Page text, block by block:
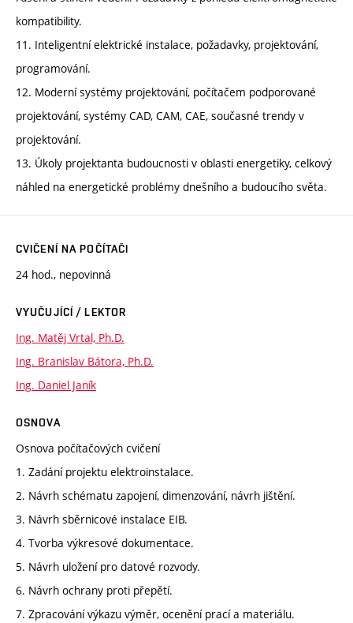
kompatibility.
11. Inteligentní elektrické instalace, požadavky, projektování,
programování.
12. Moderní systémy projektování, počítačem podporované
projektování, systémy CAD, CAM, CAE, současné trendy v
projektování.
13. Úkoly projektanta budoucnosti v oblasti energetiky, celkový
náhled na energetické problémy dnešního a budoucího světa.
CVIČENÍ NA POČÍTAČI
24 hod., nepovinná
VYUČUJÍCÍ / LEKTOR
Ing. Matěj Vrtal, Ph.D.
Ing. Branislav Bátora, Ph.D.
Ing. Daniel Janík
OSNOVA
Osnova počítačových cvičení
1. Zadání projektu elektroinstalace.
2. Návrh schématu zapojení, dimenzování, návrh jištění.
3. Návrh sběrnicové instalace EIB.
4. Tvorba výkresové dokumentace.
5. Návrh uložení pro datové rozvody.
6. Návrh ochrany proti přepětí.
7. Zpracování výkazu výměr, ocenění prací a materiálu.